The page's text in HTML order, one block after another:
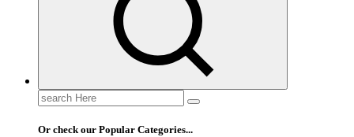
Search
for:
Or check our Popular Categories...